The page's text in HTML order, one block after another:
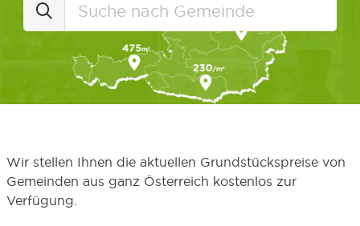
Wir stellen Ihnen die aktuellen Grundstückspreise von
Gemeinden aus ganz Österreich kostenlos zur
Verfügung.